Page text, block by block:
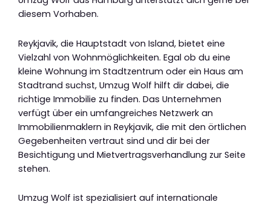
diesem Vorhaben.
Reykjavik, die Hauptstadt von Island, bietet eine
Vielzahl von Wohnmöglichkeiten. Egal ob du eine
kleine Wohnung im Stadtzentrum oder ein Haus am
Stadtrand suchst, Umzug Wolf hilft dir dabei, die
richtige Immobilie zu finden. Das Unternehmen
verfügt über ein umfangreiches Netzwerk an
Immobilienmaklern in Reykjavik, die mit den örtlichen
Gegebenheiten vertraut sind und dir bei der
Besichtigung und Mietvertragsverhandlung zur Seite
stehen.
Umzug Wolf ist spezialisiert auf internationale